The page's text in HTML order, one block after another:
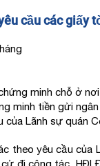
cầu các giấy
minh chỗ ở
minh tiền gửi
Lãnh sự quán
theo yêu cầu của